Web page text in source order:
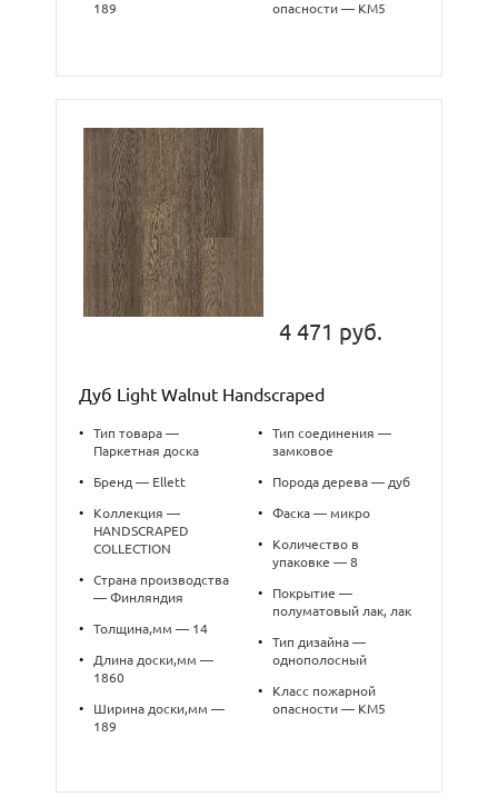
189
опасности — КМ5
4 471 руб.
Дуб Light Walnut Handscraped
•
Тип товара —
Паркетная доска
• Бренд — Ellett
•
Коллекция —
HANDSCRAPED
COLLECTION
•
Страна производства
— Финляндия
• Толщина,мм — 14
•
Длина доски,мм —
1860
•
Ширина доски,мм —
189
•
Тип соединения —
замковое
• Порода дерева — дуб
• Фаска — микро
•
Количество в
упаковке — 8
•
Покрытие —
полуматовый лак, лак
•
Тип дизайна —
однополосный
•
Класс пожарной
опасности — КМ5